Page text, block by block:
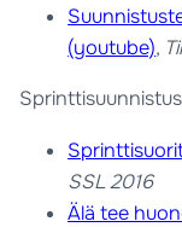
(youtube),
SSL 2016
Älä tee